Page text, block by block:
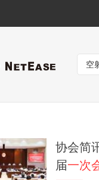
协会简
届一次